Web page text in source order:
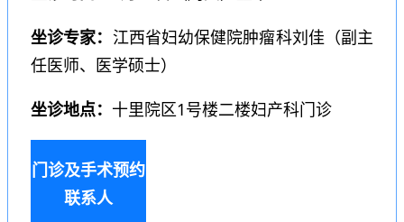
坐诊专家： 江西省妇幼保健院肿瘤科刘佳（副主
任医师、医学硕士）
坐诊地点： 十里院区1号楼二楼妇产科门诊
门诊及手术预约
联系人